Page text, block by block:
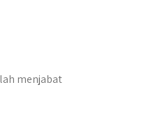
menjabat